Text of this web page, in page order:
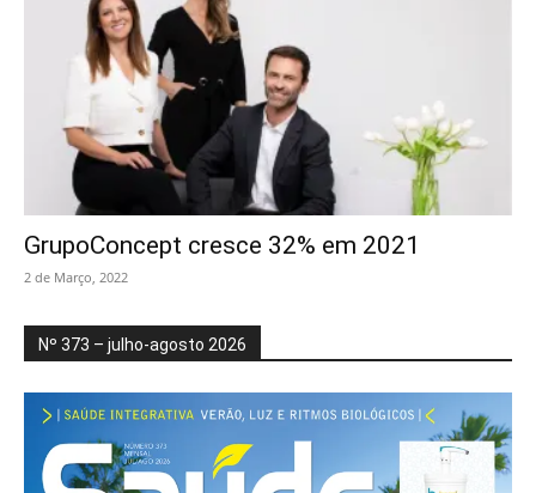
GrupoConcept cresce 32% em 2021
2 de Março, 2022
Nº 373 – julho-agosto 2026